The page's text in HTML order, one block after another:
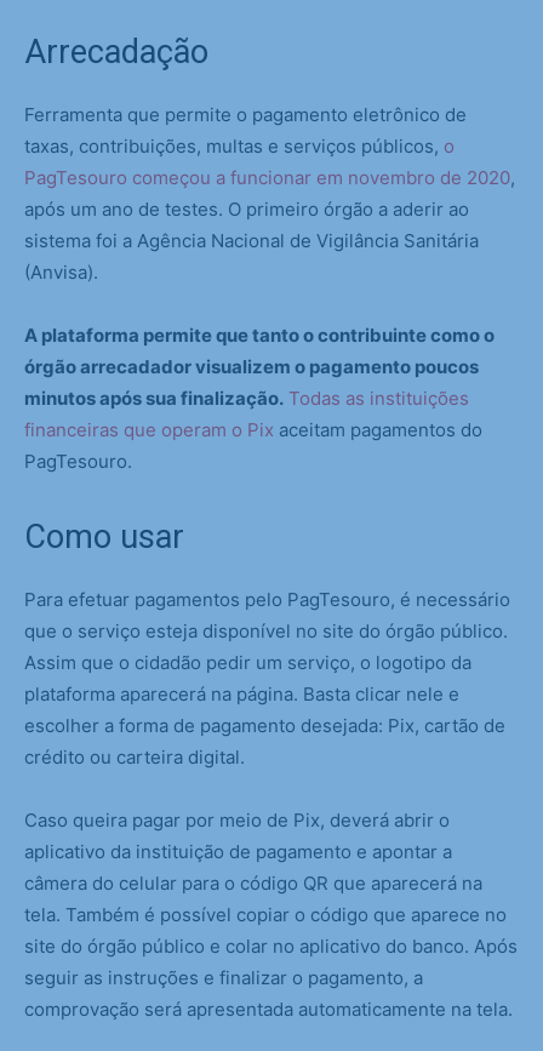
Arrecadação
Ferramenta que permite o pagamento eletrônico de
taxas, contribuições, multas e serviços públicos, o
PagTesouro começou a funcionar em novembro de 2020,
após um ano de testes. O primeiro órgão a aderir ao
sistema foi a Agência Nacional de Vigilância Sanitária
(Anvisa).
A plataforma permite que tanto o contribuinte como o
órgão arrecadador visualizem o pagamento poucos
minutos após sua finalização. Todas as instituições
financeiras que operam o Pix aceitam pagamentos do
PagTesouro.
Como usar
Para efetuar pagamentos pelo PagTesouro, é necessário
que o serviço esteja disponível no site do órgão público.
Assim que o cidadão pedir um serviço, o logotipo da
plataforma aparecerá na página. Basta clicar nele e
escolher a forma de pagamento desejada: Pix, cartão de
crédito ou carteira digital.
Caso queira pagar por meio de Pix, deverá abrir o
aplicativo da instituição de pagamento e apontar a
câmera do celular para o código QR que aparecerá na
tela. Também é possível copiar o código que aparece no
site do órgão público e colar no aplicativo do banco. Após
seguir as instruções e finalizar o pagamento, a
comprovação será apresentada automaticamente na tela.